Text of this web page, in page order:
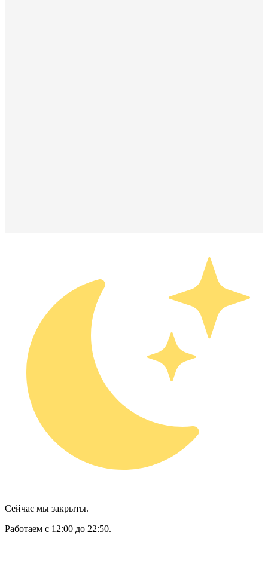
Сейчас мы закрыты.
Работаем с 12:00 до 22:50.